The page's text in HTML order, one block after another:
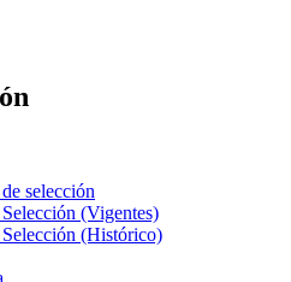
selección
(Vigentes)
Selección (Histórico)